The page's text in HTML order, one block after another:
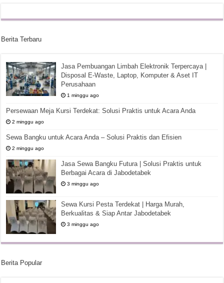
Berita Terbaru
Jasa Pembuangan Limbah Elektronik Terpercaya |
Disposal E-Waste, Laptop, Komputer & Aset IT
Perusahaan
1 minggu ago
Persewaan Meja Kursi Terdekat: Solusi Praktis untuk Acara Anda
2 minggu ago
Sewa Bangku untuk Acara Anda – Solusi Praktis dan Efisien
2 minggu ago
Jasa Sewa Bangku Futura | Solusi Praktis untuk
Berbagai Acara di Jabodetabek
3 minggu ago
Sewa Kursi Pesta Terdekat | Harga Murah,
Berkualitas & Siap Antar Jabodetabek
3 minggu ago
Berita Popular